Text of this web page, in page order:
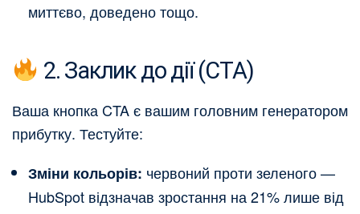
миттєво, доведено тощо.
2. Заклик до дії (CTA)
Ваша кнопка CTA є вашим головним генератором
прибутку. Тестуйте:
Зміни кольорів: червоний проти зеленого —
HubSpot відзначав зростання на 21% лише від